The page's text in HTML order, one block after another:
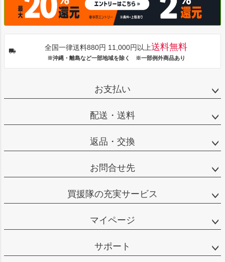
全国一律送料880円 11,000円以上送料無料
※沖縄・離島など一部地域を除く ※一部例外商品あり
お支払い
配送・送料
返品・交換
お問合せ先
買援隊の充実サービス
マイページ
サポート